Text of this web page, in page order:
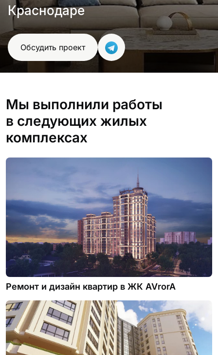
Краснодаре
Обсудить проект
Мы выполнили работы
в следующих жилых
комплексах
Ремонт и дизайн квартир в ЖК AVrorA